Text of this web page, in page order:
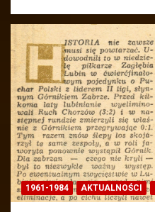
1961-1984 AKTUALNOŚCI